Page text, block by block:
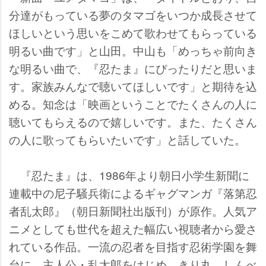
分達がもっている夢のタマゴをいつか成長させて
ほしいという思いをこめて歌わせてもらっている
明るい曲です」と山田。中山も「めっちゃ前向き
な明るい曲で、『忍たま』にぴったりだと思いま
す。家族みんなで聴いてほしいです」と期待を込
める。知念は「映画ということでたくさんの人に
聴いてもらえるので嬉しいです。また、たくさん
の人に歌ってもらいたいです」と話していた。
『忍たま』は、1986年より朝日小学生新聞に
連載中の尼子騒兵衛によるギャグマンガ『落第忍
者乱太郎』（朝日新聞社出版刊）が原作。人気ア
ニメとしても世代を超えた幅広い視聴者から愛さ
れている作品。一流の忍者を目指す忍術学園を舞